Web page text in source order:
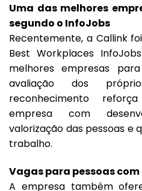
Uma das melhores
segundo o InfoJobs
Recentemente, a Callink
Best Workplaces
melhores empresas
avaliação dos
reconhecimento
empresa com
valorização das pessoas e
trabalho.
Vagas para pessoas
A empresa também